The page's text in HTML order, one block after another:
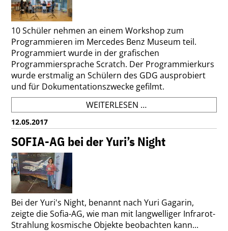
10 Schüler nehmen an einem Workshop zum
Programmieren im Mercedes Benz Museum teil.
Programmiert wurde in der grafischen
Programmiersprache Scratch. Der Programmierkurs
wurde erstmalig an Schülern des GDG ausprobiert
und für Dokumentationszwecke gefilmt.
WEITERLESEN …SCHÜLER
BEIM
WORKSHOP
"PROGRAMMIEREN"
VON
12.05.2017
SOFIA-AG bei der Yuri’s Night
Bei der Yuri's Night, benannt nach Yuri Gagarin,
zeigte die Sofia-AG, wie man mit langwelliger Infrarot-
Strahlung kosmische Objekte beobachten kann...